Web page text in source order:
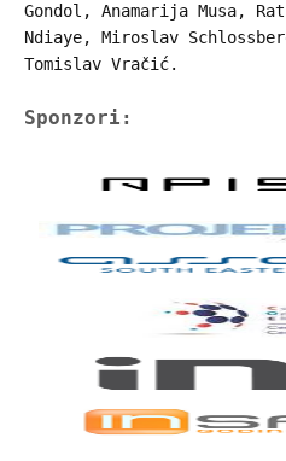
Gondol, Anamarija Musa,
Ndiaye, Miroslav
Tomislav Vračić.
Sponzori: